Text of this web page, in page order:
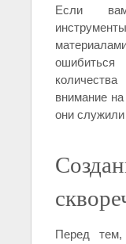
Если вам
внимание
они
Перед тем,